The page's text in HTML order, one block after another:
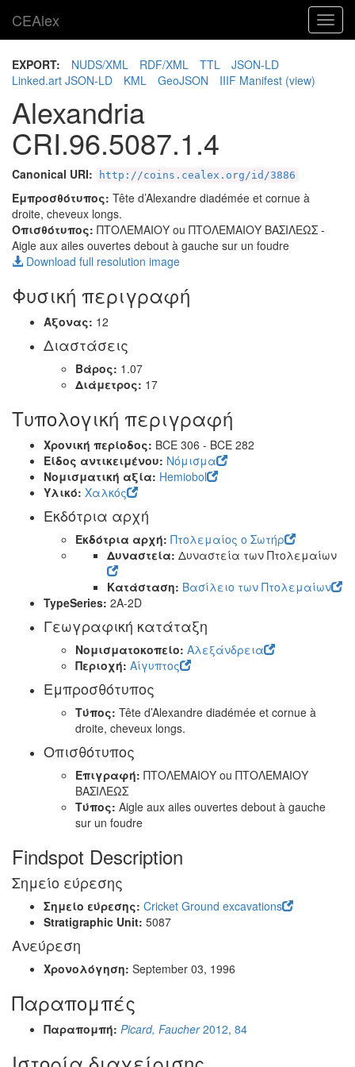
CEAlex
EXPORT: NUDS/XML RDF/XML TTL
JSON-LD
Linked.art JSON-LD
KML GeoJSON IIIF Manifest (view)
Alexandria
CRI.96.5087.1.4
Canonical URI: http://coins.cealex.org/id/3886
Εμπροσθότυπος: Tête d’Alexandre diadémée et cornue à
droite, cheveux longs.
Οπισθότυπος: ΠΤΟΛΕΜΑΙΟΥ ou ΠΤΟΛΕΜΑΙΟΥ ΒΑΣΙΛΕΩΣ -
Aigle aux ailes ouvertes debout à gauche sur un foudre
Download full resolution image
Φυσική περιγραφή
Άξονας: 12
Διαστάσεις
Βάρος: 1.07
Διάμετρος: 17
Τυπολογική περιγραφή
Χρονική περίοδος: BCE 306 - BCE 282
Είδος αντικειμένου: Νόμισμα
Νομισματική αξία: Hemiobol
Υλικό: Χαλκός
Εκδότρια αρχή
Εκδότρια αρχή: Πτολεμαίος ο Σωτήρ
Δυναστεία: Δυναστεία των Πτολεμαίων
Κατάσταση: Βασίλειο των Πτολεμαίων
TypeSeries: 2A-2D
Γεωγραφική κατάταξη
Νομισματοκοπείο: Αλεξάνδρεια
Περιοχή: Αίγυπτος
Εμπροσθότυπος
Τύπος: Tête d’Alexandre diadémée et cornue à
droite, cheveux longs.
Οπισθότυπος
Επιγραφή: ΠΤΟΛΕΜΑΙΟΥ ou ΠΤΟΛΕΜΑΙΟΥ
ΒΑΣΙΛΕΩΣ
Τύπος: Aigle aux ailes ouvertes debout à gauche
sur un foudre
Findspot Description
Σημείο εύρεσης
Σημείο εύρεσης: Cricket Ground excavations
Stratigraphic Unit: 5087
Ανεύρεση
Χρονολόγηση: September 03, 1996
Παραπομπές
Παραπομπή: Picard, Faucher2012, 84